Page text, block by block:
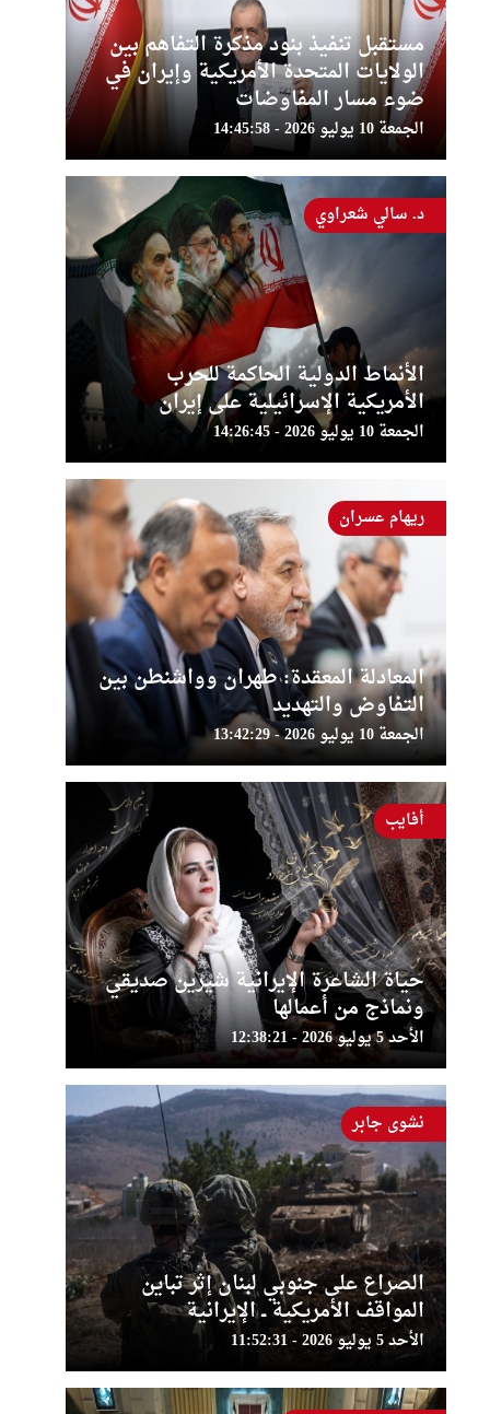
مستقبل تنفيذ بنود مذكرة التفاهم بين
الولايات المتحدة الأمريكية وإيران في
ضوء مسار المفاوضات
الجمعة 10 يوليو 2026 - 14:45:58
الأنماط الدولية الحاكمة للحرب
الأمريكية الإسرائيلية على إيران
الجمعة 10 يوليو 2026 - 14:26:45
د. سالي شعراوي
المعادلة المعقدة: طهران وواشنطن بين
التفاوض والتهديد
الجمعة 10 يوليو 2026 - 13:42:29
ريهام عسران
حياة الشاعرة الإيرانية شيرين صديقي
ونماذج من أعمالها
الأحد 5 يوليو 2026 - 12:38:21
أفايب
الصراع على جنوبي لبنان إثر تباين
المواقف الأمريكية ــ الإيرانية
الأحد 5 يوليو 2026 - 11:52:31
نشوى جابر